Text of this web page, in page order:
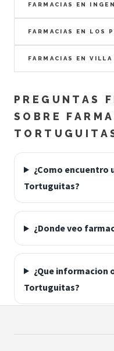
FARMACIAS EN
FARMACIAS EN LOS
FARMACIAS EN VILLA
PREGUNTAS
SOBRE
¿Como encuentro
Tortuguitas?
¿Donde veo
¿Que informacion
Tortuguitas?